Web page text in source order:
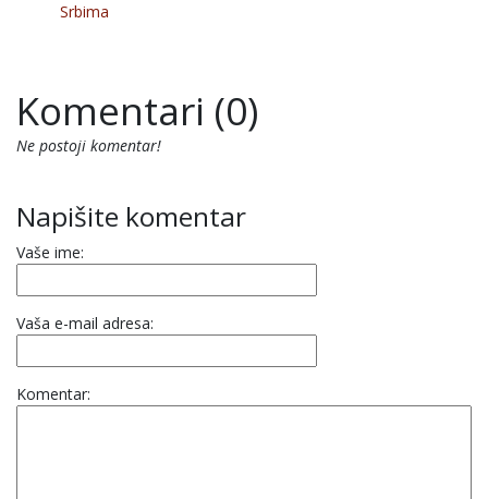
Srbima
Komentari (0)
Ne postoji komentar!
Napišite komentar
Vaše ime:
Vaša e-mail adresa:
Komentar: